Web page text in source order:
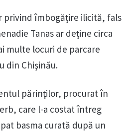
privind îmbogățire ilicită, fals
Tanas ar deține circa
multe locuri de parcare
din Chişinău.
părinților, procurat în
care l-a costat întreg
basma curată după un